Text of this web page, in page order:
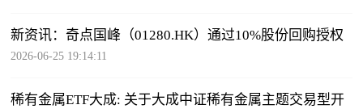
新资讯：奇点国峰（01280.HK）通过10%股份回购授权
2026-06-25 19:14:11
稀有金属ETF大成: 关于大成中证稀有金属主题交易型开